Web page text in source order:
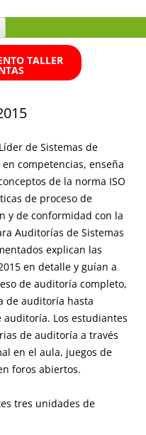
Ir
contenido
TALLER
de Sistemas de
competencias, enseña
de la norma ISO
de proceso de
y de conformidad con la
Auditorías de Sistemas
explican las
en detalle y guían a
de auditoría completo,
de auditoría hasta
Los estudiantes
de auditoría a través
en el aula, juegos de
foros abiertos.
tres unidades de